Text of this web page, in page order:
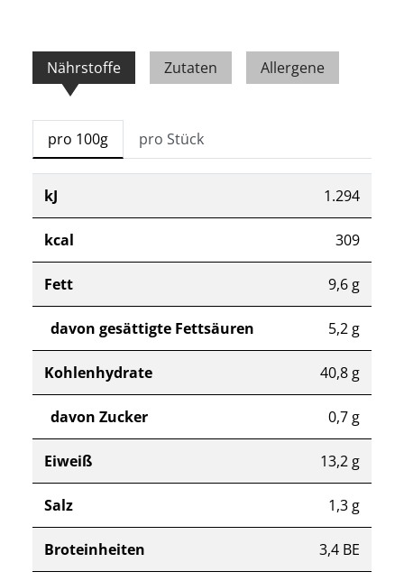
Nährstoffe Zutaten Allergene
pro 100g pro Stück
kJ 1.294
kcal 309
Fett 9,6 g
davon gesättigte Fettsäuren 5,2 g
Kohlenhydrate 40,8 g
davon Zucker 0,7 g
Eiweiß 13,2 g
Salz 1,3 g
Broteinheiten 3,4 BE